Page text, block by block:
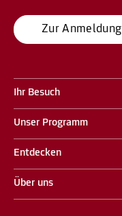
Zur Anmeldung
Ihr Besuch
Unser Programm
Entdecken
Über uns